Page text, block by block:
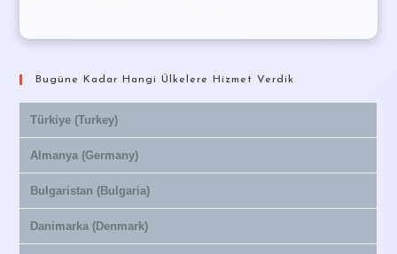
Bugüne Kadar Hangi Ülkelere Hizmet Verdik
Türkiye (Turkey)
Almanya (Germany)
Bulgaristan (Bulgaria)
Danimarka (Denmark)